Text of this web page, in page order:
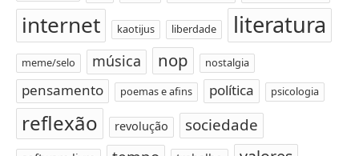
internet kaotijus liberdade literatura
meme/selo música nop nostalgia
pensamento poemas e afins política psicologia
reflexão revolução sociedade